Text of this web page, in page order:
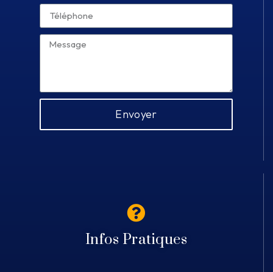
Envoyer
Infos Pratiques